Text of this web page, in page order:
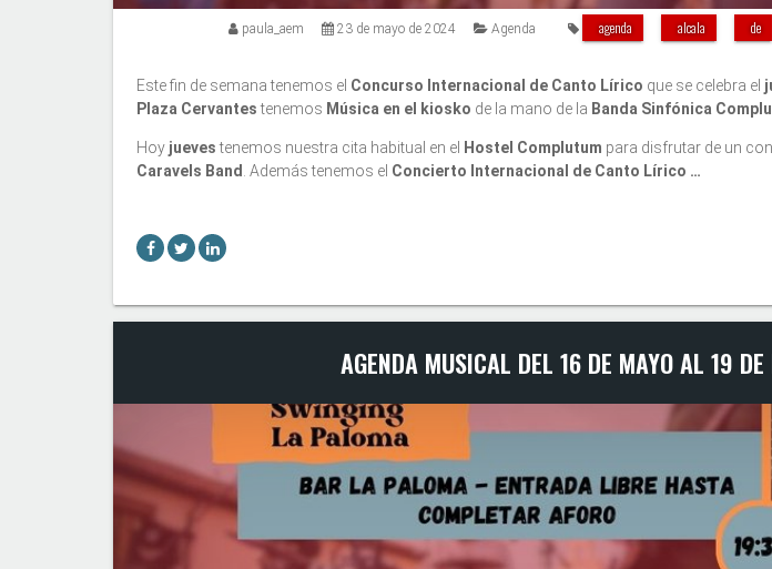
paula_aem 23 de mayo de 2024 Agenda agenda alcala de
Este fin de semana tenemos el Concurso Internacional de Canto Lírico que se celebra el
Plaza Cervantestenemos Música en el kiosko de la mano de la Banda Sinfónica
Hoy juevestenemos nuestra cita habitual en el Hostel Complutum para disfrutar de un
Caravels Band . Además tenemos el Concierto Internacional de Canto Lírico …
AGENDA MUSICAL DEL 16 DE MAYO AL 19 DE